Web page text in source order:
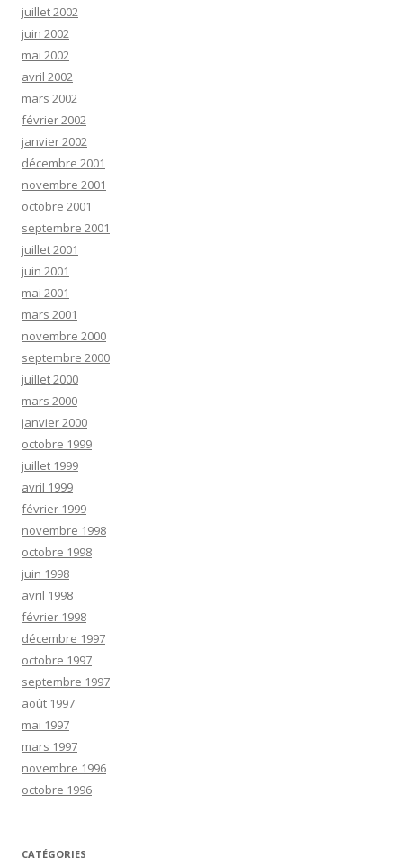
juillet 2002
juin 2002
mai 2002
avril 2002
mars 2002
février 2002
janvier 2002
décembre 2001
novembre 2001
octobre 2001
septembre 2001
juillet 2001
juin 2001
mai 2001
mars 2001
novembre 2000
septembre 2000
juillet 2000
mars 2000
janvier 2000
octobre 1999
juillet 1999
avril 1999
février 1999
novembre 1998
octobre 1998
juin 1998
avril 1998
février 1998
décembre 1997
octobre 1997
septembre 1997
août 1997
mai 1997
mars 1997
novembre 1996
octobre 1996
CATÉGORIES